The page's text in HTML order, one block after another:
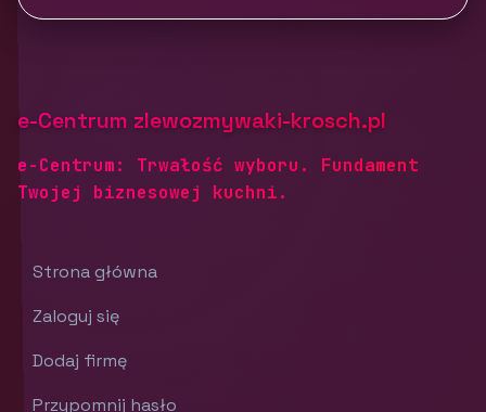
e-Centrum zlewozmywaki-krosch.pl
e-Centrum: Trwałość wyboru. Fundament
Twojej biznesowej kuchni.
Strona główna
Zaloguj się
Dodaj firmę
Przypomnij hasło